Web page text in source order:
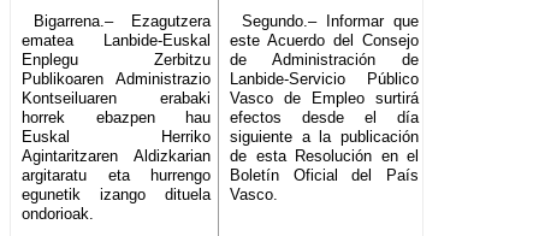
Bigarrena.– Ezagutzera
ematea Lanbide-Euskal
Enplegu Zerbitzu
Publikoaren Administrazio
Kontseiluaren erabaki
horrek ebazpen hau
Euskal Herriko
Agintaritzaren Aldizkarian
argitaratu eta hurrengo
egunetik izango dituela
ondorioak.
Segundo.– Informar que
este Acuerdo del Consejo
de Administración de
Lanbide-Servicio Público
Vasco de Empleo surtirá
efectos desde el día
siguiente a la publicación
de esta Resolución en el
Boletín Oficial del País
Vasco.